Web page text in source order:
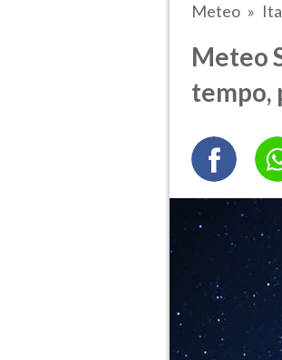
Meteo
Meteo
tempo,